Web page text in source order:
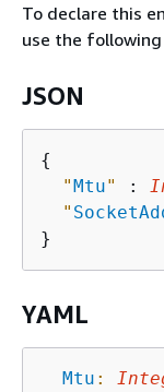
To declare this
use the
JSON
{
"Mtu" :
"
YAML
Mtu :